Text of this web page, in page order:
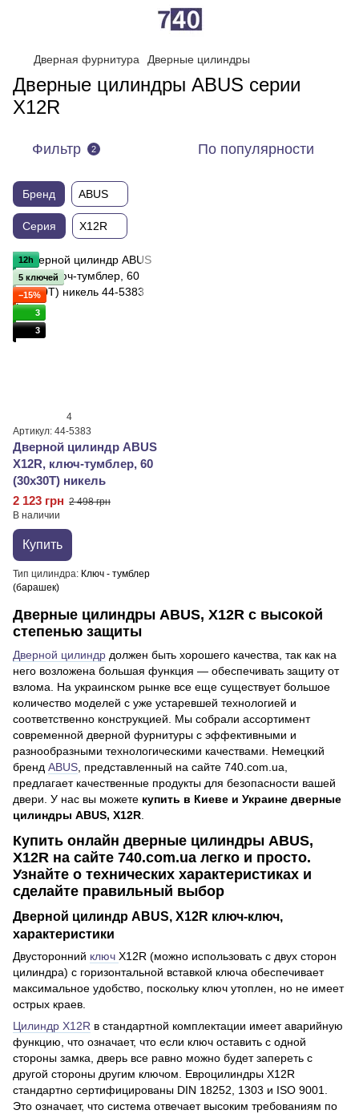
Дверная фурнитура Дверные цилиндры
Дверные цилиндры ABUS серии
X12R
Фильтр 2 По популярности
Бренд ABUS
Серия X12R
12h
5 ключей
−15%
3
3
4
Артикул: 44-5383
Дверной цилиндр ABUS
X12R, ключ-тумблер, 60
(30х30T) никель
2 123 грн 2 498 грн
В наличии
Купить
Тип цилиндра Ключ - тумблер
(барашек)
Дверные цилиндры ABUS, X12R с высокой
степенью защиты
Дверной цилиндр должен быть хорошего качества, так как на
него возложена большая функция — обеспечивать защиту от
взлома. На украинском рынке все еще существует большое
количество моделей с уже устаревшей технологией и
соответственно конструкцией. Мы собрали ассортимент
современной дверной фурнитуры с эффективными и
разнообразными технологическими качествами. Немецкий
бренд ABUS, представленный на сайте 740.com.ua,
предлагает качественные продукты для безопасности вашей
двери. У нас вы можете купить в Киеве и Украине дверные
цилиндры ABUS, X12R.
Купить онлайн дверные цилиндры ABUS,
X12R на сайте 740.com.ua легко и просто.
Узнайте о технических характеристиках и
сделайте правильный выбор
Дверной цилиндр ABUS, X12R ключ-ключ,
характеристики
Двусторонний ключ X12R (можно использовать с двух сторон
цилиндра) с горизонтальной вставкой ключа обеспечивает
максимальное удобство, поскольку ключ утоплен, но не имеет
острых краев.
Цилиндр X12R в стандартной комплектации имеет аварийную
функцию, что означает, что если ключ оставить с одной
стороны замка, дверь все равно можно будет запереть с
другой стороны другим ключом. Евроцилиндры X12R
стандартно сертифицированы DIN 18252, 1303 и ISO 9001.
Это означает, что система отвечает высоким требованиям по